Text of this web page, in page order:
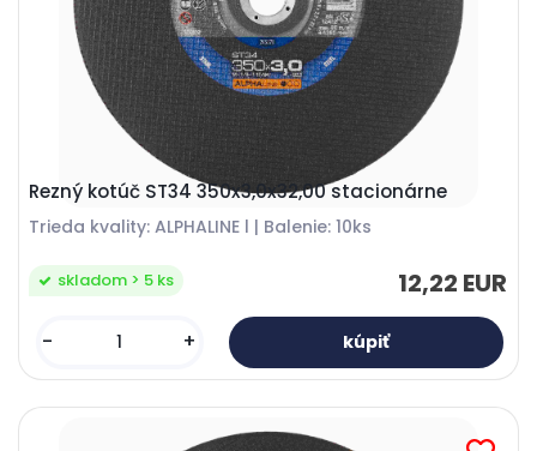
Rezný kotúč ST34 350x3,0x32,00 stacionárne
Trieda kvality: ALPHALINE l | Balenie: 10ks
12,22 EUR
skladom > 5 ks
- +